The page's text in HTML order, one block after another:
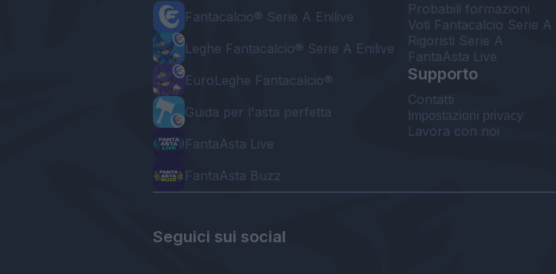
Fantacalcio® Serie A Enilive
Leghe Fantacalcio® Serie A Enilive
EuroLeghe Fantacalcio®
Guida per l'asta perfetta
FantaAsta Live
FantaAsta Buzz
Probabili formazioni
Voti Fantacalcio Serie A
Rigoristi Serie A
FantaAsta Live
Supporto
Contatti
Impostazioni privacy
Lavora con noi
Seguici sui social